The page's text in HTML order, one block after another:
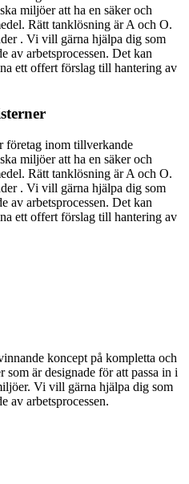
miljöer att ha en säker och
Rätt tanklösning är A och O.
. Vi vill gärna hjälpa dig som
av arbetsprocessen. Det kan
ett offert förslag till hantering av
inom tillverkande
miljöer att ha en säker och
Rätt tanklösning är A och O.
. Vi vill gärna hjälpa dig som
av arbetsprocessen. Det kan
ett offert förslag till hantering av
koncept på kompletta och
som är designade för att passa in i
Vi vill gärna hjälpa dig som
av arbetsprocessen.